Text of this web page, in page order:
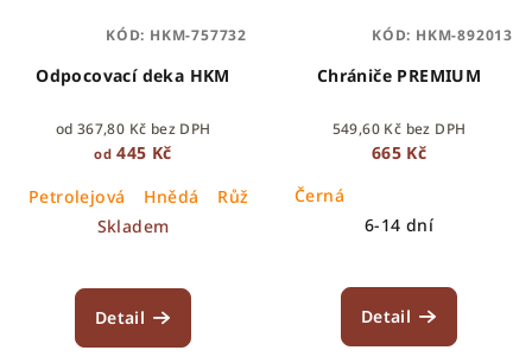
Odpocovací deka HKM
od 367,80 Kč bez DPH
od 445 Kč
Petrolejová
Hnědá
Růžová
Skladem
Detail
KÓD: HKM-757732
Chrániče PREMIUM
549,60 Kč bez DPH
665 Kč
Černá
6-14 dní
Detail
KÓD: HKM-892013